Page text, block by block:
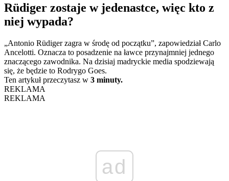
Rüdiger zostaje w jedenastce, więc kto z
niej wypada?
„Antonio Rüdiger zagra w środę od początku”, zapowiedział Carlo
Ancelotti. Oznacza to posadzenie na ławce przynajmniej jednego
znaczącego zawodnika. Na dzisiaj madryckie media spodziewają
się, że będzie to Rodrygo Goes.
Ten artykuł przeczytasz w 3 minuty.
REKLAMA
REKLAMA
ad